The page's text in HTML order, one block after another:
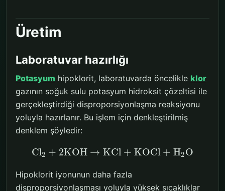
Üretim
Laboratuvar hazırlığı
Potasyum hipoklorit, laboratuvarda öncelikle klor
gazının soğuk sulu potasyum hidroksit çözeltisi ile
gerçekleştirdiği disproporsiyonlaşma reaksiyonu
yoluyla hazırlanır. Bu işlem için denkleştirilmiş
denklem şöyledir:
Cl2 + 2KOH → KCl + KOCl + H2O
Hipoklorit iyonunun daha fazla
disproporsiyonlaşması yoluyla yüksek sıcaklıklar